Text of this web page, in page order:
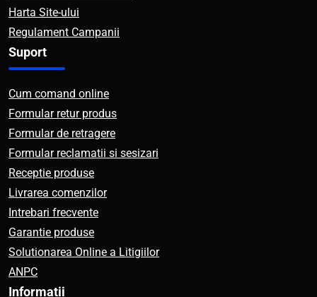
Harta Site-ului
Regulament Campanii
Suport
Cum comand online
Formular retur produs
Formular de retragere
Formular reclamatii si sesizari
Receptie produse
Livrarea comenzilor
Intrebari frecvente
Garantie produse
Solutionarea Online a Litigiilor
ANPC
Informatii